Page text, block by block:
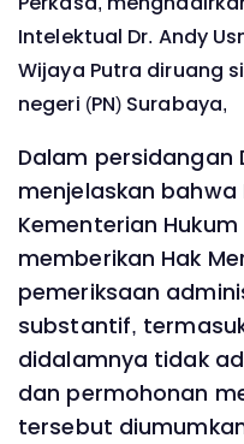
Intelektual Dr. Andy
Wijaya Putra diruang
negeri (PN) Surabaya,
Dalam persidangan
menjelaskan bahwa
Kementerian
memberikan Hak
pemeriksaan
substantif,
didalamnya tidak
dan permohonan
tersebut